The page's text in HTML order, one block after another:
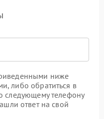
ниже
либо обратиться в
следующему телефону
ответ на свой